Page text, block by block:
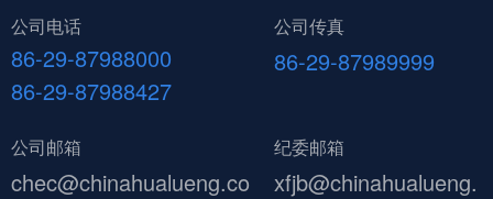
公司电话
86-29-87988000
86-29-87988427
公司邮箱
chec@chinahualueng.co
纪委邮箱
xfjb@chinahualueng.
公司传真
86-29-87989999